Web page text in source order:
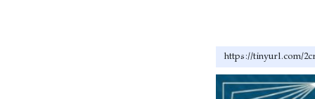
https://tinyurl.com/